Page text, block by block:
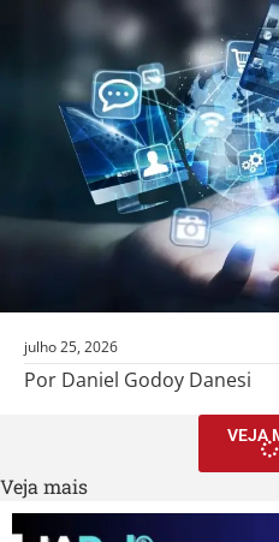
julho 25, 2026
Por Daniel Godoy Danesi
VEJA
Veja mais